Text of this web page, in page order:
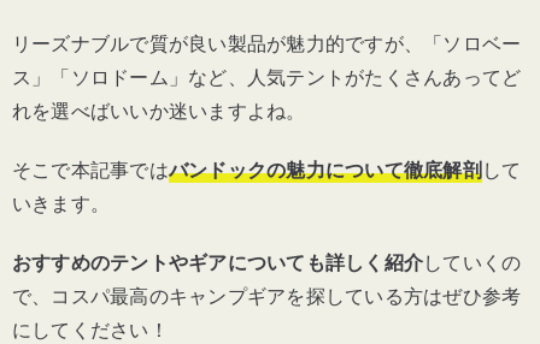
リーズナブルで質が良い製品が魅力的ですが、「ソロベー
ス」「ソロドーム」など、人気テントがたくさんあってど
れを選べばいいか迷いますよね。
そこで本記事ではバンドックの魅力について徹底解剖して
いきます。
おすすめのテントやギアについても詳しく紹介していくの
で、コスパ最高のキャンプギアを探している方はぜひ参考
にしてください！